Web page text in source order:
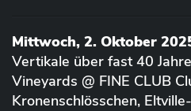
Mittwoch, 2. Oktober
Vertikale über fast 40
Vineyards @ FINE CLUB
Kronenschlösschen,